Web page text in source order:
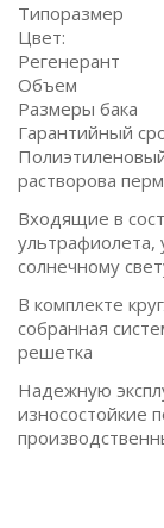
Типоразмер
Цвет:
Регенерант
Объем
Размеры бака
Гарантийный
растворова
Входящие в
ультрафиолета,
солнечному
В комплекте
собранная
решетка
Надежную
износостойкие